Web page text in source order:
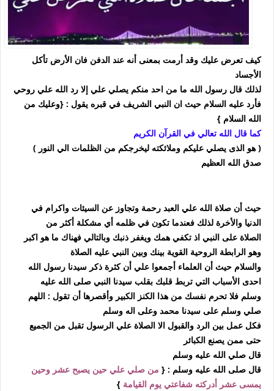
كيف تعرض عليك وقد أرمت بمعنى أنه عند الدفن فان الأرض تأكل
الأجساد
لذلك قال رسول الله ما من احد منكم يصلي علي إلا رد الله علي روحي
فأرد عليه السلام حيث ان النبي الشريف في قبره يقول : {وعليك من
الله السلام }
كما قال الله تعالي في القرآن الكريم
( هو الذى يصلي عليكم وملائكته ليخرجكم من الظلمات الي النور )
صدق الله العظيم
حيث أن صلاة الله علي العبد رحمة وتجاوز عن السيئات واكرام في
الدنيا والأخرة لذلك فعندما تكون في ظلمه أي مشكلة أكثر من
الصلاة على النبي اذ تكفي همك ويغفر ذنبك وبالتالي فهناك ما هو اكبر
وهو الرابطة الروحية القوية بينك وبين النبي عليه الصلاة
والسلام حيث أن العلماء أجمعوا علي أن كثرة ذكر سيدنا رسول الله
احدى الأسباب التي تربط قلبك بقلب سيدنا النبي صلى الله عليه
وسلم فلا تحرم نفسك من هذا الكنز الكبير وأقصرها أن تقول : اللهم
صلي وسلم على سيدنا محمد وعلى اله وسلم
فكل عمل بين الرد والقبول الا الصلاة علي الرسول تقبل من الجميع
حتى ممن يصنع الكبائر
قال صلي الله عليه وسلم
قال صلى الله عليه وسلم : { من صلي علي حين يصبح عشر وحين
يمسى عشر أدركته شفاعتي يوم القيامة }